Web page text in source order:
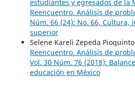
estudiantes y egresados de la
Reencuentro. Análisis de
Núm. 66 (24): No. 66, Cultura,
superior
Selene Kareli Zepeda
Reencuentro. Análisis de
Vol. 30 Núm. 76 (2018):
educación en México